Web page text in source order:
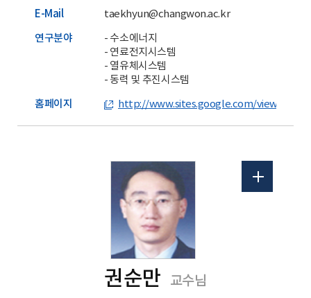
E-Mail taekhyun@changwon.ac.kr
연구분야
- 수소에너지
- 연료전지시스템
- 열유체시스템
- 동력 및 추진시스템
홈페이지 http://www.sites.google.com/view/gppl-
권순만 교수님